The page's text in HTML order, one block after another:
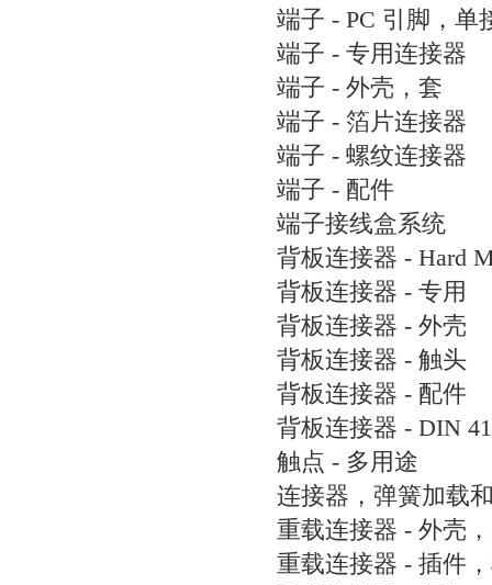
端子 - PC 引脚，单
端子 - 专用连接器
端子 - 外壳，套
端子 - 箔片连接器
端子 - 螺纹连接器
端子 - 配件
端子接线盒系统
背板连接器 - Hard
背板连接器 - 专用
背板连接器 - 外壳
背板连接器 - 触头
背板连接器 - 配件
背板连接器 - DIN
触点 - 多用途
连接器，弹簧加载
重载连接器 - 外壳
重载连接器 - 插件